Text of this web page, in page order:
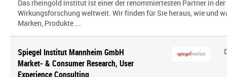
Das rheingold institut ist einer der renommiertesten Partner in
Wirkungsforschung weltweit. Wir finden für Sie heraus, wie und
Marken, Produkte ...
Spiegel Institut Mannheim GmbH
Market- & Consumer Research, User
Experience Consulting